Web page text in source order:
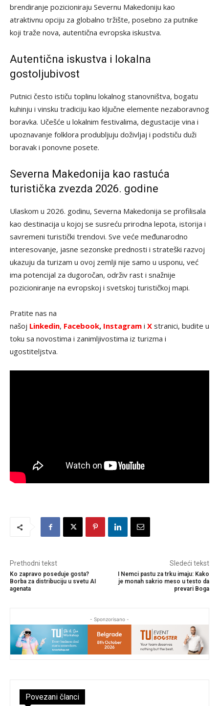
brendiranje pozicioniraju Severnu Makedoniju kao
atraktivnu opciju za globalno tržište, posebno za putnike
koji traže nova, autentična evropska iskustva.
Autentična iskustva i lokalna
gostoljubivost
Putnici često ističu toplinu lokalnog stanovništva, bogatu
kuhinju i vinsku tradiciju kao ključne elemente nezaboravnog
boravka. Učešće u lokalnim festivalima, degustacije vina i
upoznavanje folklora produbljuju doživljaj i podstiču duži
boravak i ponovne posete.
Severna Makedonija kao rastuća
turistička zvezda 2026. godine
Ulaskom u 2026. godinu, Severna Makedonija se profilisala
kao destinacija u kojoj se susreću prirodna lepota, istorija i
savremeni turistički trendovi. Sve veće međunarodno
interesovanje, jasne sezonske prednosti i strateški razvoj
ukazuju da turizam u ovoj zemlji nije samo u usponu, već
ima potencijal za dugoročan, održiv rast i snažnije
pozicioniranje na evropskoj i svetskoj turističkoj mapi.
Pratite nas na
našoj Linkedin, Facebook, Instagram i X stranici, budite u
toku sa novostima i zanimljivostima iz turizma i
ugostiteljstva.
Prethodni tekst
Ko zapravo poseduje gosta?
Borba za distribuciju u svetu AI
agenata
Sledeći tekst
I Nemci pastu za trku imaju: Kako
je monah sakrio meso u testo da
prevari Boga
- Sponzorisano -
Povezani članci